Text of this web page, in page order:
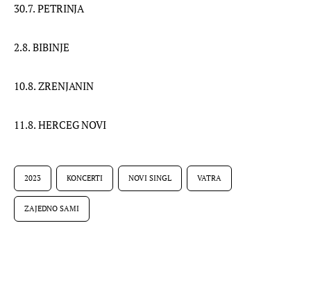
30.7. PETRINJA
2.8. BIBINJE
10.8. ZRENJANIN
11.8. HERCEG NOVI
2023 KONCERTI NOVI SINGL VATRA
ZAJEDNO SAMI